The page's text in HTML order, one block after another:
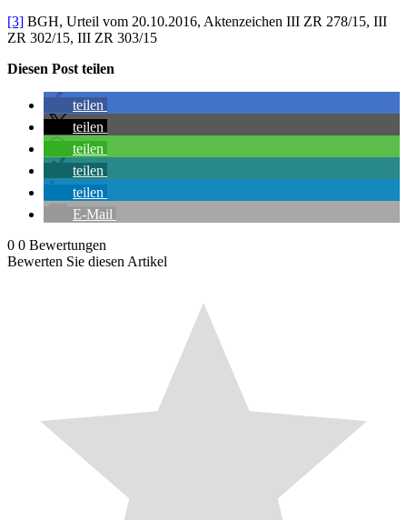
[3] BGH, Urteil vom 20.10.2016, Aktenzeichen III ZR 278/15, III
ZR 302/15, III ZR 303/15
Diesen Post teilen
teilen
teilen
teilen
teilen
teilen
E-Mail
0 0 Bewertungen
Bewerten Sie diesen Artikel